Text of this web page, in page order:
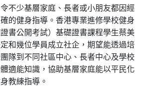
不少基層家庭、長者或小朋友都因經
的健身指導。香港專業進修學校健身
書公開考試）基礎證書課程學生蔡美
和幾位學員成立社企，期望能透過培
隊到不同社區中心、長者中心及學校
適能知識，協助基層家庭能以平民化
教練指導。